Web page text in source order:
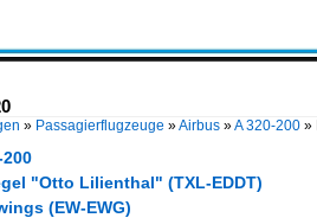
» Passagierflugzeuge »Airbus »A 320-200 »
"Otto Lilienthal" (TXL-EDDT)
(EW-EWG)